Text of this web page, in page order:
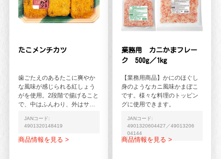
たこメンチカツ
歯ごたえのあるたこに爽やか
な風味が感じられる紅しょう
がを使用。2段階で揚げること
で、中はふんわり、外はサク
ンチカツです。
JANコード:
4901320148419
商品情報を見る >
業務用 カニかまフレー
ク 500g／1kg
【業務用商品】かにのほぐし
身のようなカニ風味かまぼこ
です。様々な料理のトッピン
グに使用できます。
JANコード:
4901320604427／49013206
04144
商品情報を見る >